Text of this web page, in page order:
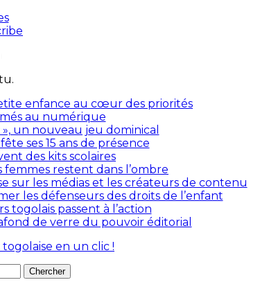
enfance au cœur des priorités
au numérique
un nouveau jeu dominical
ses 15 ans de présence
des kits scolaires
femmes restent dans l’ombre
sur les médias et les créateurs de contenu
les défenseurs des droits de l’enfant
togolais passent à l’action
de verre du pouvoir éditorial
en un clic !